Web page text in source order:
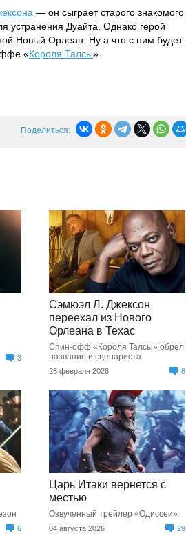
— он сыграет старого знакомого
устранения Дуайта. Однако герой
Новый Орлеан. Ну а что с ним будет
«Короля Талсы».
Поделиться:
3
Сэмюэл Л. Джексон
переехал из Нового
Орлеана в Техас
Спин-офф «Короля Талсы» обрел
название и сценариста
25 февраля 2026 8
6
Царь Итаки вернется с
местью
Озвученный трейлер «Одиссеи»
04 августа 2026 29